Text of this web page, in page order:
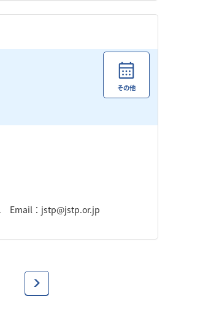
その他
Email：jstp@jstp.or.jp